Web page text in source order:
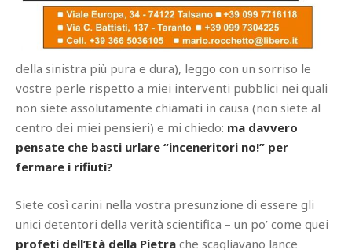
della sinistra più pura e dura), leggo con un sorriso le
vostre perle rispetto a miei interventi pubblici nei quali
non siete assolutamente chiamati in causa (non siete al
centro dei miei pensieri) e mi chiedo: ma davvero
pensate che basti urlare “inceneritori no!” per
fermare i rifiuti?
Siete così carini nella vostra presunzione di essere gli
unici detentori della verità scientifica – un po’ come quei
profeti dell’Età della Pietra che scagliavano lance